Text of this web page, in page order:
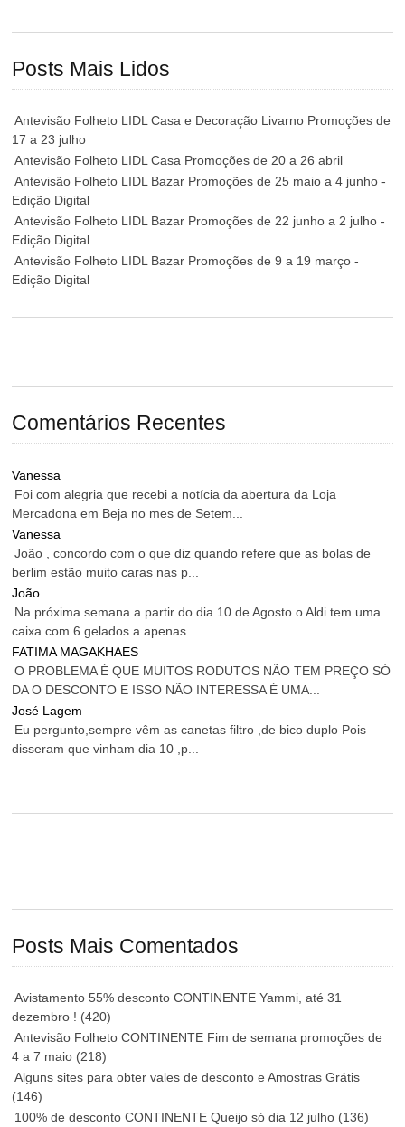
Posts Mais Lidos
Antevisão Folheto LIDL Casa e Decoração Livarno Promoções de
17 a 23 julho
Antevisão Folheto LIDL Casa Promoções de 20 a 26 abril
Antevisão Folheto LIDL Bazar Promoções de 25 maio a 4 junho -
Edição Digital
Antevisão Folheto LIDL Bazar Promoções de 22 junho a 2 julho -
Edição Digital
Antevisão Folheto LIDL Bazar Promoções de 9 a 19 março -
Edição Digital
Comentários Recentes
Vanessa
Foi com alegria que recebi a notícia da abertura da Loja
Mercadona em Beja no mes de Setem...
Vanessa
João , concordo com o que diz quando refere que as bolas de
berlim estão muito caras nas p...
João
Na próxima semana a partir do dia 10 de Agosto o Aldi tem uma
caixa com 6 gelados a apenas...
FATIMA MAGAKHAES
O PROBLEMA É QUE MUITOS RODUTOS NÃO TEM PREÇO SÓ
DA O DESCONTO E ISSO NÃO INTERESSA É UMA...
José Lagem
Eu pergunto,sempre vêm as canetas filtro ,de bico duplo Pois
disseram que vinham dia 10 ,p...
Posts Mais Comentados
Avistamento 55% desconto CONTINENTE Yammi, até 31
dezembro ! (420)
Antevisão Folheto CONTINENTE Fim de semana promoções de
4 a 7 maio (218)
Alguns sites para obter vales de desconto e Amostras Grátis
(146)
100% de desconto CONTINENTE Queijo só dia 12 julho (136)